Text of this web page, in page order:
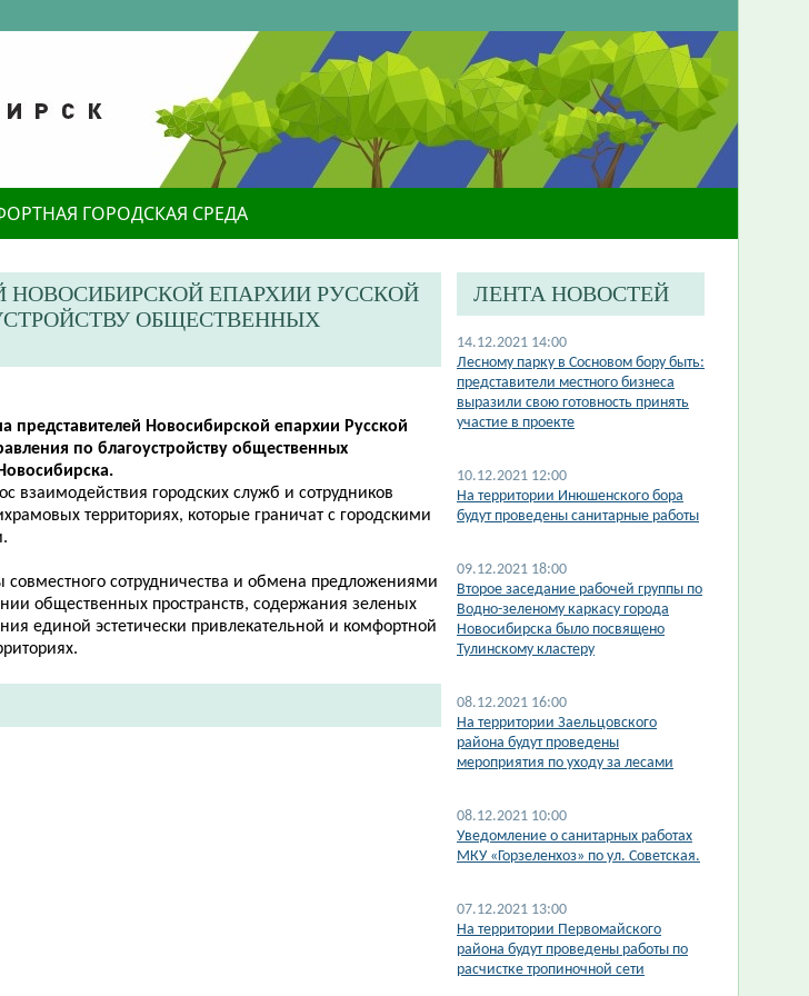
ГОРОДСКАЯ СРЕДА
НОВОСИБИРСКОЙ ЕПАРХИИ РУССКОЙ
ОБЩЕСТВЕННЫХ
представителей Новосибирской епархии Русской
по благоустройству общественных
взаимодействия городских служб и сотрудников
территориях, которые граничат с городскими
сотрудничества и обмена предложениями
общественных пространств, содержания зеленых
единой эстетически привлекательной и комфортной
ЛЕНТА НОВОСТЕЙ
14.12.2021 14:00
Лесному парку в Сосновом бору быть:
представители местного бизнеса
выразили свою готовность принять
участие в проекте
10.12.2021 12:00
На территории Инюшенского бора
будут проведены санитарные работы
09.12.2021 18:00
Второе заседание рабочей группы по
Водно-зеленому каркасу города
Новосибирска было посвящено
Тулинскому кластеру
08.12.2021 16:00
На территории Заельцовского
района будут проведены
мероприятия по уходу за лесами
08.12.2021 10:00
Уведомление о санитарных работах
МКУ «Горзеленхоз» по ул. Советская.
07.12.2021 13:00
На территории Первомайского
района будут проведены работы по
расчистке тропиночной сети